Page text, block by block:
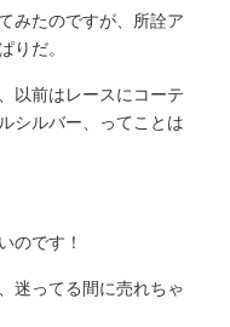
みたのですが、所詮ア
りだ。
以前はレースにコーテ
シルバー、ってことは
のです！
迷ってる間に売れちゃ